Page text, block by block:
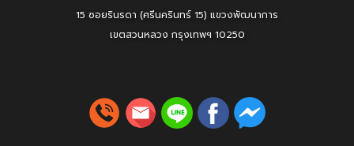
15 ซอยรินรดา (ศรีนครินทร์ 15) แขวงพัฒนาการ
เขตสวนหลวง กรุงเทพฯ 10250